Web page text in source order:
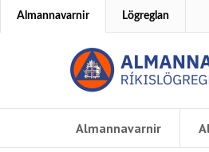
Almannavarnir Lögreglan
Almannavarnir